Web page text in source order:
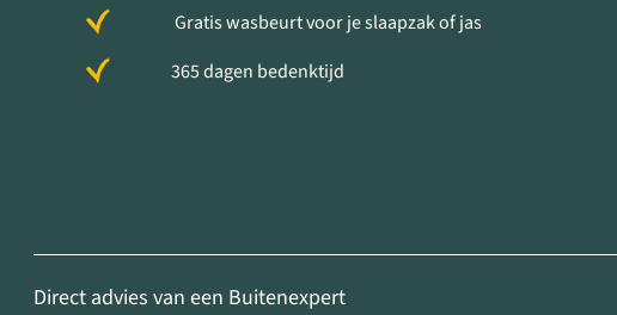
Gratis wasbeurt voor je slaapzak of jas
365 dagen bedenktijd
Direct advies van een Buitenexpert